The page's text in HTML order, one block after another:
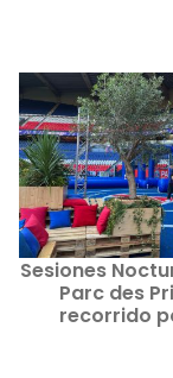
Sesiones
Parc des
recorrido